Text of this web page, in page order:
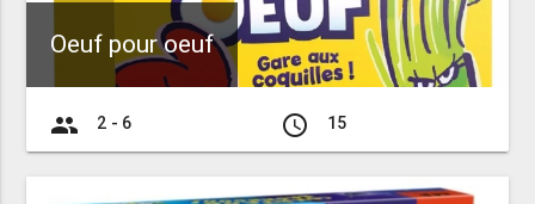
Oeuf pour oeuf
group 2 - 6 access_time 15